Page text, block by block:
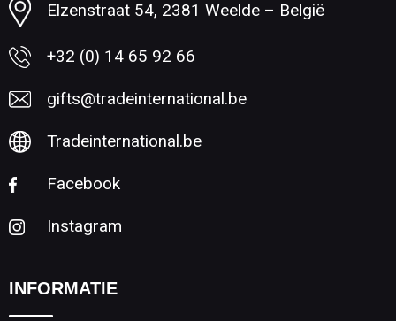
Elzenstraat 54, 2381 Weelde – België
+32 (0) 14 65 92 66
gifts@tradeinternational.be
Tradeinternational.be
Facebook
Instagram
INFORMATIE